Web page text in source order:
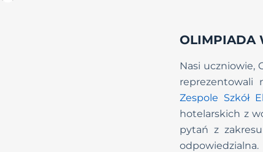
OLIMPIADA
Nasi uczniowie,
reprezentowali
Zespole Szkół
hotelarskich z
pytań z
odpowiedzialna.